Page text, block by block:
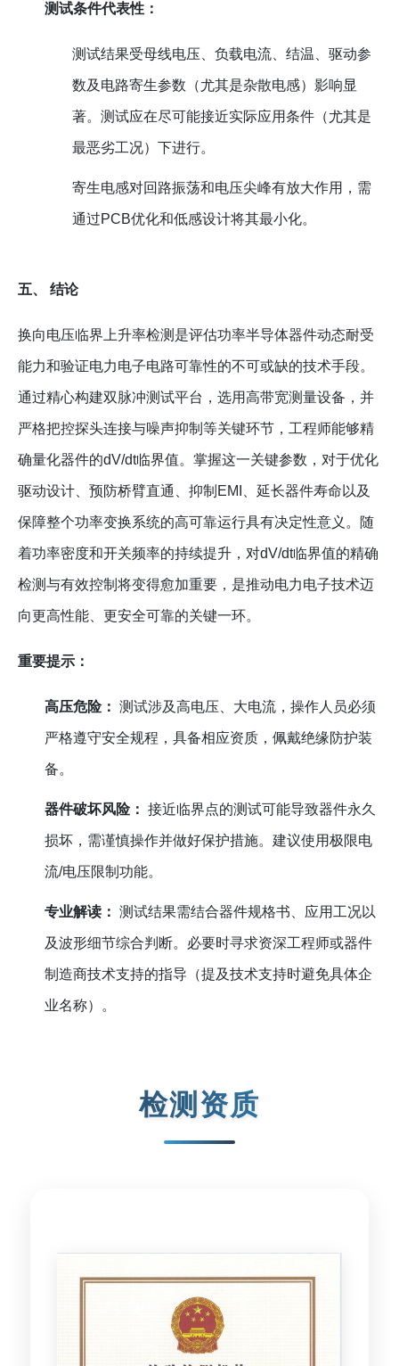
测试条件代表性：
测试结果受母线电压、负载电流、结温、驱动参
数及电路寄生参数（尤其是杂散电感）影响显
著。测试应在尽可能接近实际应用条件（尤其是
最恶劣工况）下进行。
寄生电感对回路振荡和电压尖峰有放大作用，需
通过PCB优化和低感设计将其最小化。
五、 结论
换向电压临界上升率检测是评估功率半导体器件动态耐受
能力和验证电力电子电路可靠性的不可或缺的技术手段。
通过精心构建双脉冲测试平台，选用高带宽测量设备，并
严格把控探头连接与噪声抑制等关键环节，工程师能够精
确量化器件的dV/dt临界值。掌握这一关键参数，对于优化
驱动设计、预防桥臂直通、抑制EMI、延长器件寿命以及
保障整个功率变换系统的高可靠运行具有决定性意义。随
着功率密度和开关频率的持续提升，对dV/dt临界值的精确
检测与有效控制将变得愈加重要，是推动电力电子技术迈
向更高性能、更安全可靠的关键一环。
重要提示：
高压危险： 测试涉及高电压、大电流，操作人员必须
严格遵守安全规程，具备相应资质，佩戴绝缘防护装
备。
器件破坏风险： 接近临界点的测试可能导致器件永久
损坏，需谨慎操作并做好保护措施。建议使用极限电
流/电压限制功能。
专业解读： 测试结果需结合器件规格书、应用工况以
及波形细节综合判断。必要时寻求资深工程师或器件
制造商技术支持的指导（提及技术支持时避免具体企
业名称）。
检测资质